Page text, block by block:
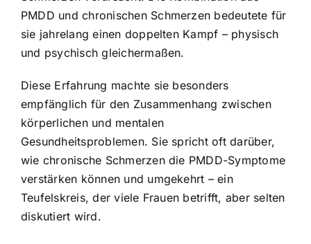
PMDD und chronischen Schmerzen bedeutete für
sie jahrelang einen doppelten Kampf – physisch
und psychisch gleichermaßen.
Diese Erfahrung machte sie besonders
empfänglich für den Zusammenhang zwischen
körperlichen und mentalen
Gesundheitsproblemen. Sie spricht oft darüber,
wie chronische Schmerzen die PMDD-Symptome
verstärken können und umgekehrt – ein
Teufelskreis, der viele Frauen betrifft, aber selten
diskutiert wird.